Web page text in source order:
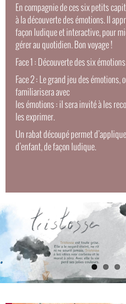
En compagnie de ces six petits
à la découverte des émotions. Il
façon ludique et interactive, pour
gérer au quotidien. Bon voyage !
Face 1 : Découverte des six
Face 2 : Le grand jeu des émotions,
familiarisera avec
les émotions : il sera invité à les
les exprimer.
Un rabat découpé permet
d’enfant, de façon ludique.
Images
Slide